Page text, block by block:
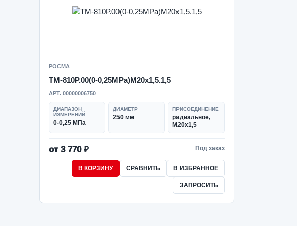
РОСМА
ТМ-810Р.00(0-0,25MPa)M20x1,5.1,5
АРТ. 00000006750
ДИАПАЗОН
ИЗМЕРЕНИЙ
0-0,25 МПа
ДИАМЕТР
250 мм
ПРИСОЕДИНЕНИЕ
радиальное,
M20x1,5
от 3 770 ₽ Под заказ
В КОРЗИНУ СРАВНИТЬ В ИЗБРАННОЕ
ЗАПРОСИТЬ